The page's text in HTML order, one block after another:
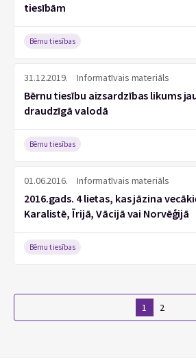
tiesībām
Bērnu tiesības
31.12.2019. Informatīvais materiāls
Bērnu tiesību aizsardzības likums
draudzīgā valodā
Bērnu tiesības
01.06.2016. Informatīvais materiāls
2016.gads. 4 lietas, kas jāzina
Karalistē, Īrijā, Vācijā vai Norvēģijā
Bērnu tiesības
1 2